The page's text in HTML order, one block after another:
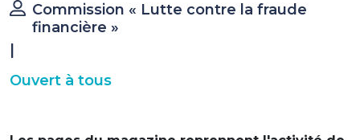
Commission « Lutte contre la fraude
financière »
Ouvert à tous